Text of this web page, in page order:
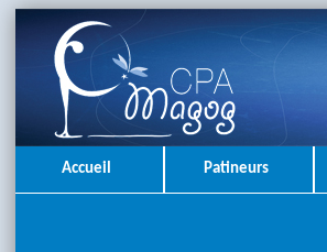
Accueil Patineurs